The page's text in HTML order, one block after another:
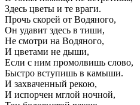
Здесь цветы и те враги.
Прочь скорей от Водяного,
Он удавит здесь в тиши,
Не смотри на Водяного,
И цветами не дыши,
Если с ним промолвишь слово,
Быстро вступишь в камыши.
И захваченный рекою,
И испорчен мглой ночной,